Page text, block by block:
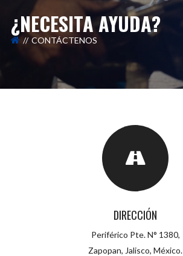
¿NECESITA AYUDA?
CONTÁCTENOS
DIRECCIÓN
Periférico Pte. N° 1380,
Zapopan, Jalisco, México.